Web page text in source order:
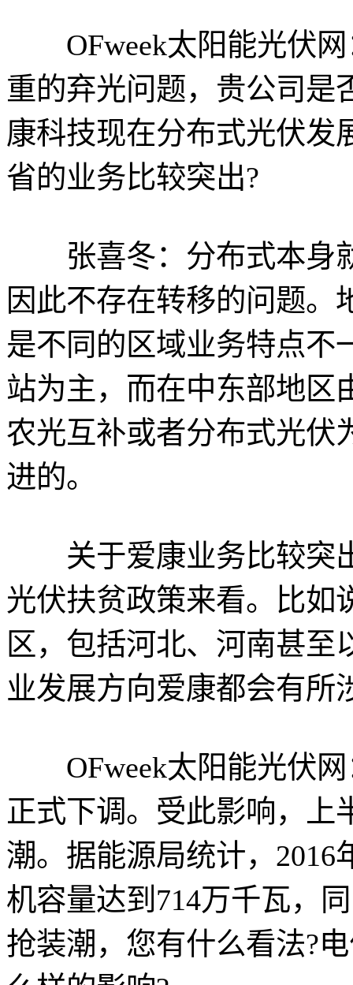
OFweek太阳能光伏网
重的弃光问题，贵公司是
康科技现在分布式光伏发
省的业务比较突出?
张喜冬：分布式本身
因此不存在转移的问题
是不同的区域业务特点不
站为主，而在中东部地区
农光互补或者分布式光伏
进的。
关于爱康业务比较突
光伏扶贫政策来看。比如
区，包括河北、河南甚
业发展方向爱康都会有所
OFweek太阳能光伏网
正式下调。受此影响，上
潮。据能源局统计，
机容量达到714万千瓦，
抢装潮，您有什么看法?